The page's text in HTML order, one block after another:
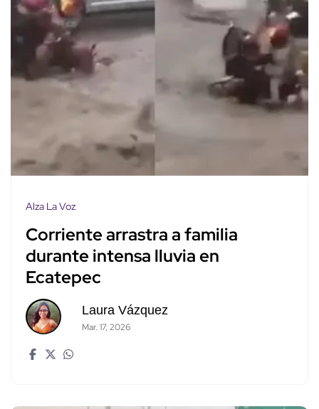
Alza La Voz
Corriente arrastra a familia
durante intensa lluvia en
Ecatepec
Laura Vázquez
Mar. 17, 2026